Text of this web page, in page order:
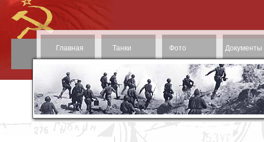
Главная Танки Фото Документы